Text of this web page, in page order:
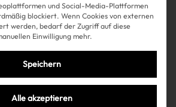
Très Click
und Social-Media-Plattformen
blockiert. Wenn Cookies von externen
werden, bedarf der Zugriff auf diese
Einwilligung mehr.
Speichern
Alle akzeptieren